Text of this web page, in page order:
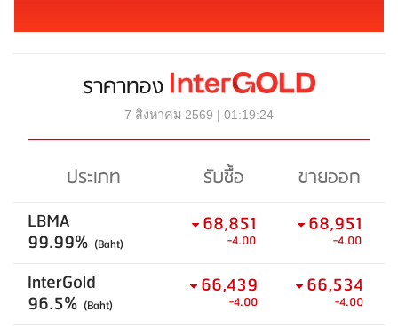
ราคาทอง
7 สิงหาคม 2569 | 01:19:24
ประเภท รับซื้อ
ขายออก
LBMA
99.99% (Baht)
68,851
-4.00
68,951
-4.00
InterGold
96.5% (Baht)
66,439
-4.00
66,534
-4.00